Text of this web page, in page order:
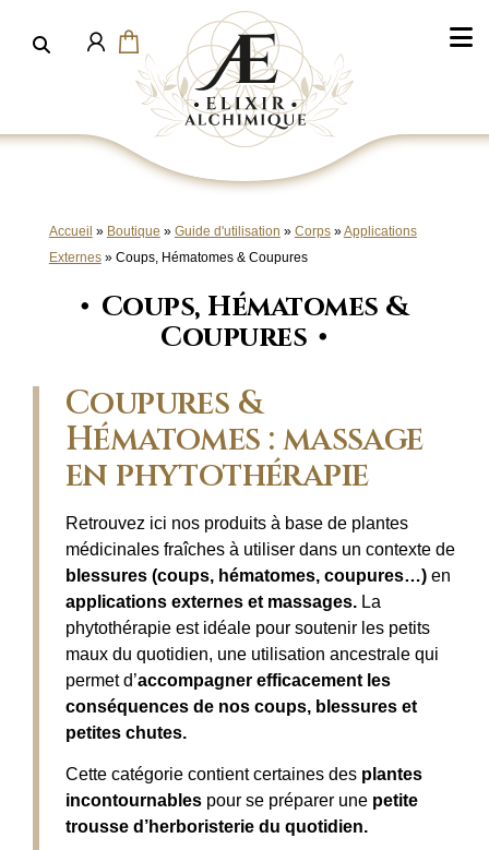
Accueil » Boutique » Guide d'utilisation » Corps»Applications
Externes» Coups, Hématomes & Coupures
Coups, Hématomes &
Coupures
Coupures &
Hématomes : massage
en phytothérapie
Retrouvez ici nos produits à base de plantes
médicinales fraîches à utiliser dans un contexte de
blessures (coups, hématomes, coupures…) en
applications externes et massages. La
phytothérapie est idéale pour soutenir les petits
maux du quotidien, une utilisation ancestrale qui
permet d’accompagner efficacement les
conséquences de nos coups, blessures et
petites chutes.
Cette catégorie contient certaines des plantes
incontournables pour se préparer une petite
trousse d’herboristerie du quotidien.